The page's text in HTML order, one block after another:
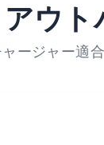
ウ
ージャー適